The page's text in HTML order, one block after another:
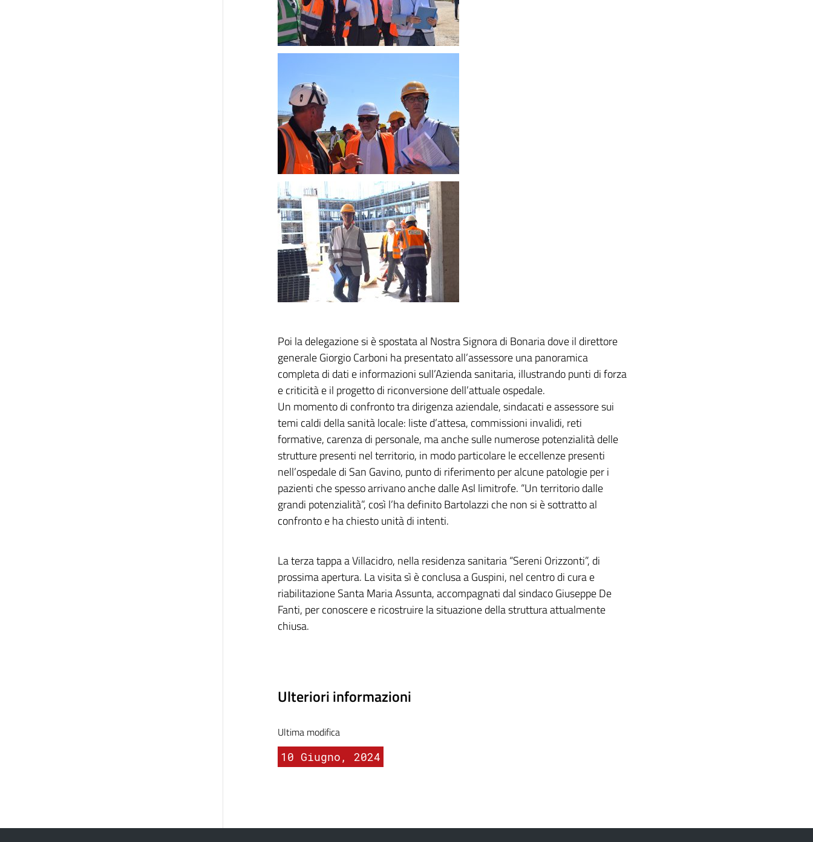
Poi la delegazione si è spostata al Nostra Signora di Bonaria dove il direttore
generale Giorgio Carboni ha presentato all’assessore una panoramica
completa di dati e informazioni sull’Azienda sanitaria, illustrando punti di forza
e criticità e il progetto di riconversione dell’attuale ospedale.
Un momento di confronto tra dirigenza aziendale, sindacati e assessore sui
temi caldi della sanità locale: liste d’attesa, commissioni invalidi, reti
formative, carenza di personale, ma anche sulle numerose potenzialità delle
strutture presenti nel territorio, in modo particolare le eccellenze presenti
nell’ospedale di San Gavino, punto di riferimento per alcune patologie per i
pazienti che spesso arrivano anche dalle Asl limitrofe. “Un territorio dalle
grandi potenzialità”, così l’ha definito Bartolazzi che non si è sottratto al
confronto e ha chiesto unità di intenti.
La terza tappa a Villacidro, nella residenza sanitaria “Sereni Orizzonti”, di
prossima apertura. La visita sì è conclusa a Guspini, nel centro di cura e
riabilitazione Santa Maria Assunta, accompagnati dal sindaco Giuseppe De
Fanti, per conoscere e ricostruire la situazione della struttura attualmente
chiusa.
Ulteriori informazioni
Ultima modifica
10 Giugno, 2024